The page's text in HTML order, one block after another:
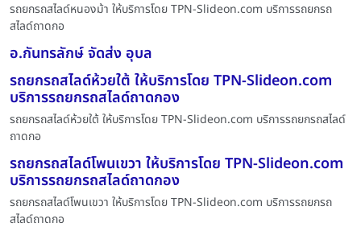
รถยกรถสไลด์หนองม้า ให้บริการโดย TPN-Slideon.com บริการรถยกรถ
สไลด์ถาดกอ
อ.กันทรลักษ์ จัดส่ง อุบล
รถยกรถสไลด์ห้วยใต้ ให้บริการโดย TPN-Slideon.com
บริการรถยกรถสไลด์ถาดกอง
รถยกรถสไลด์ห้วยใต้ ให้บริการโดย TPN-Slideon.com บริการรถยกรถสไลด์
ถาดกอ
รถยกรถสไลด์โพนเขวา ให้บริการโดย TPN-Slideon.com
บริการรถยกรถสไลด์ถาดกอง
รถยกรถสไลด์โพนเขวา ให้บริการโดย TPN-Slideon.com บริการรถยกรถ
สไลด์ถาดกอ